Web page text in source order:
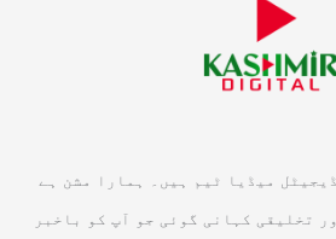
میڈیا ٹیم ہیں۔ ہمارا مشن ہے
تخلیقی کہانی گوئی جو آپ کو باخبر